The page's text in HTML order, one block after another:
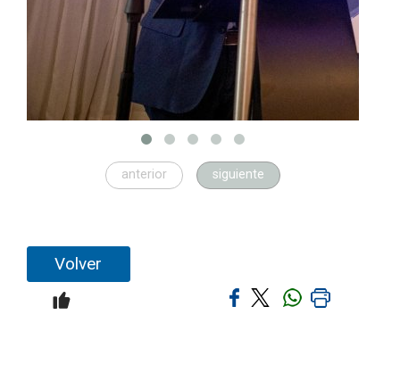
anterior siguiente
Volver